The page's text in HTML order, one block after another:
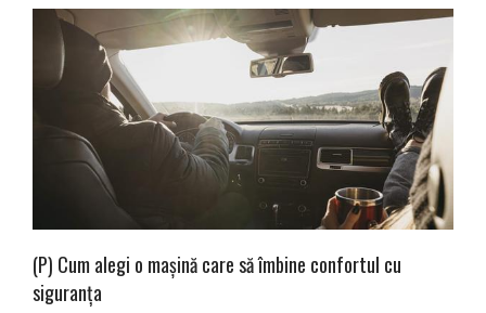
(P) Cum alegi o mașină care să îmbine confortul cu
siguranța